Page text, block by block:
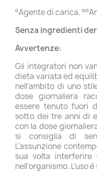
°Agente di carica.
Senza ingredienti
Avvertenze:
Gli integratori non
dieta variata ed
nell’ambito di uno
dose giornaliera
essere tenuto fuori
sotto dei tre anni di
con la dose
si consiglia di
L’assunzione
sua volta
nell’organismo. L’uso